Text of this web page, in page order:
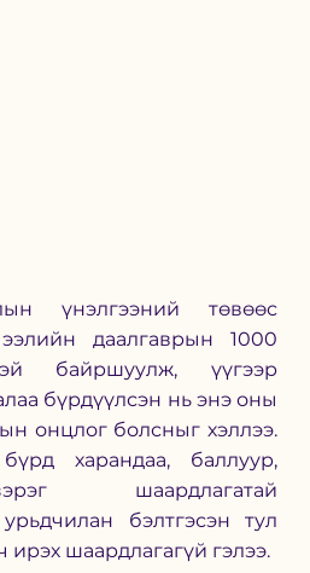
үнэлгээний төвөөс
даалгаврын 1000
байршуулж, үүгээр
бүрдүүлсэн нь энэ оны
онцлог болсныг хэллээ.
харандаа, баллуур,
шаардлагатай
урьдчилан бэлтгэсэн тул
ирэх шаардлагагүй гэлээ.